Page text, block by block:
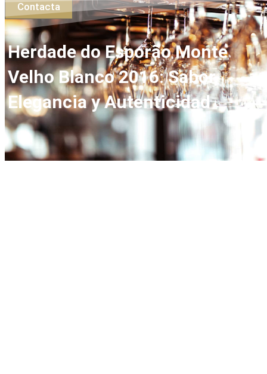
Contacta
Herdade do Esporão Monte
Velho Blanco 2016: Sabor,
Elegancia y Autenticidad